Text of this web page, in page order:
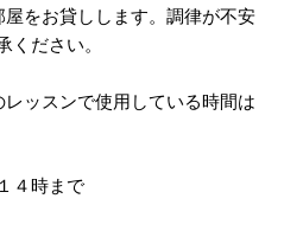
をお貸しします。調律が不安
ください。
ッスンで使用している時間は
４時まで